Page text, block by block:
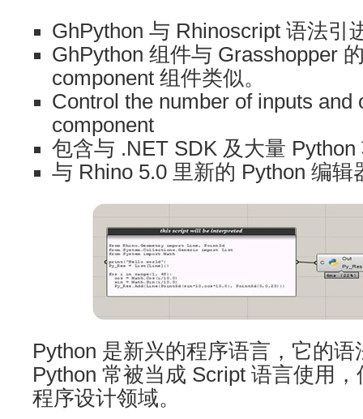
GhPython 与 Rhinoscript 语法引
GhPython 组件与 Grasshopper
component 组件类似。
Control the number of inputs and
component
包含与 .NET SDK 及大量
与 Rhino 5.0 里新的 Python 编辑
Python 是新兴的程序语言，它的
Python 常被当成 Script 语言使用
程序设计领域。